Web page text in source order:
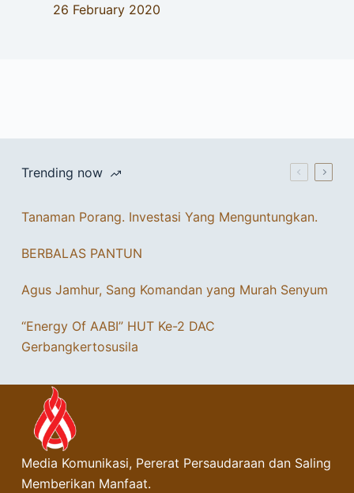
26 February 2020
Trending now
Tanaman Porang. Investasi Yang Menguntungkan.
BERBALAS PANTUN
Agus Jamhur, Sang Komandan yang Murah Senyum
“Energy Of AABI” HUT Ke-2 DAC
Gerbangkertosusila
Media Komunikasi, Pererat Persaudaraan dan Saling
Memberikan Manfaat.